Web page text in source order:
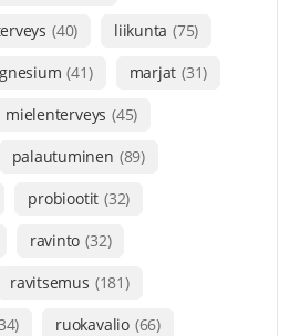
(40) liikunta (75)
(41) marjat (31)
mielenterveys (45)
palautuminen (89)
probiootit (32)
ravinto (32)
ravitsemus (181)
ruokavalio (66)